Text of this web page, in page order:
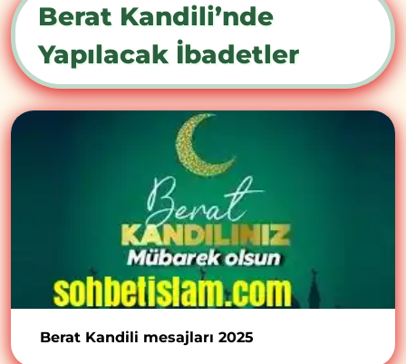
Berat Kandili’nde
Yapılacak İbadetler
Berat Kandili mesajları 2025